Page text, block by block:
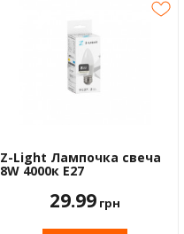
Z-Light Лампочка свеча
8W 4000к Е27
29.99грн